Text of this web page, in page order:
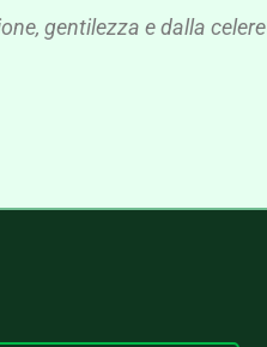
gentilezza e dalla celere